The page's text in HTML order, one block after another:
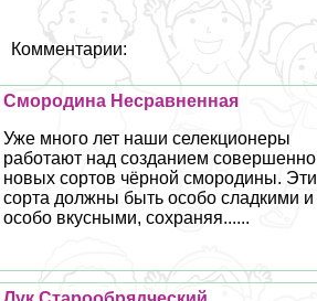
Комментарии:
Смородина Несравненная
Уже много лет наши селекционеры
работают над созданием совершенно
новых сортов чёрной смородины. Эти
сорта должны быть особо сладкими и
особо вкусными, сохраняя......